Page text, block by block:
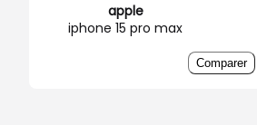
apple
iphone 15 pro max
Comparer